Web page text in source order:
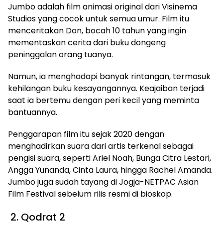
Jumbo adalah film animasi original dari Visinema
Studios yang cocok untuk semua umur. Film itu
menceritakan Don, bocah 10 tahun yang ingin
mementaskan cerita dari buku dongeng
peninggalan orang tuanya.
Namun, ia menghadapi banyak rintangan, termasuk
kehilangan buku kesayangannya. Keajaiban terjadi
saat ia bertemu dengan peri kecil yang meminta
bantuannya.
Penggarapan film itu sejak 2020 dengan
menghadirkan suara dari artis terkenal sebagai
pengisi suara, seperti Ariel Noah, Bunga Citra Lestari,
Angga Yunanda, Cinta Laura, hingga Rachel Amanda.
Jumbo juga sudah tayang di Jogja-NETPAC Asian
Film Festival sebelum rilis resmi di bioskop.
2. Qodrat 2